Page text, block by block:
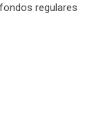
regulares